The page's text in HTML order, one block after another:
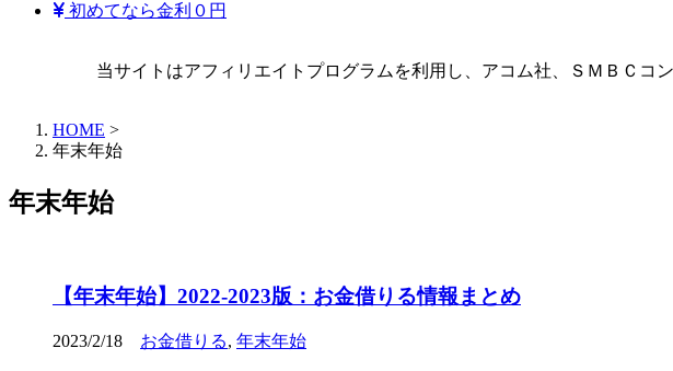
初めてなら金利０円
当サイトはアフィリエイトプログラムを利用し、アコム社、ＳＭＢＣ
HOME >
年末年始
年末年始
【年末年始】2022-2023版：お金借りる情報まとめ
2023/2/18 お金借りる, 年末年始